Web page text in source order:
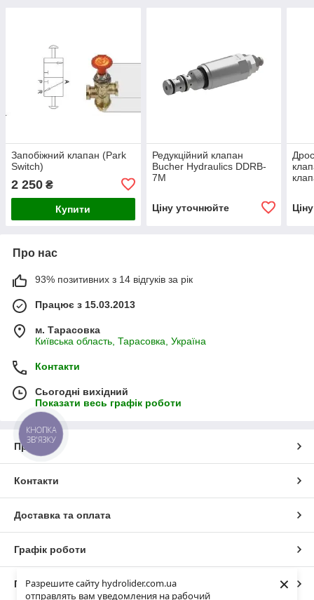
Разрешите сайту hydrolider.com.ua
отправлять вам уведомления на рабочий
×
Запобіжний клапан (Park
Switch)
2 250 ₴
Купити
Редукційний клапан
Bucher Hydraulics DDRB-
7M
Ціну уточнюйте
Про нас
93% позитивних з 14 відгуків за рік
Працює з 15.03.2013
м. Тарасовка
Київська область, Тарасовка, Україна
Контакти
Сьогодні вихідний
Показати весь графік роботи
Про нас
Контакти
Доставка та оплата
Графік роботи
Повна версія сайту
КНОПКА
ЗВ'ЯЗКУ